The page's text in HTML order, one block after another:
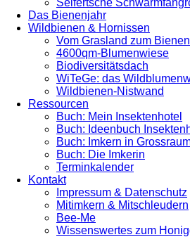
Das Bienenjahr
Wildbienen & Hornissen
Vom Grasland zum
4600qm-Blumenwiese
Biodiversitätsdach
WiTeGe: das
Wildbienen-Nistwand
Ressourcen
Buch: Mein Insektenhotel
Buch: Ideenbuch
Buch: Imkern in
Buch: Die Imkerin
Terminkalender
Kontakt
Impressum & Datenschutz
Mitimkern & Mitschleudern
Bee-Me
Wissenswertes zum